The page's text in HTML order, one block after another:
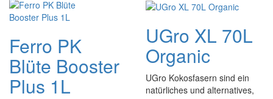
Ferro PK
Blüte Booster
Plus 1L
UGro XL 70L
Organic
UGro Kokosfasern sind ein
natürliches und alternatives,